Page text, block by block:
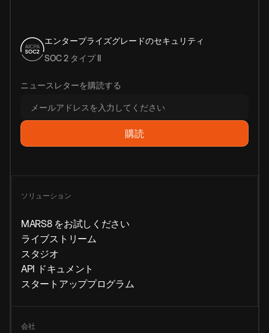
エンタープライズグレードのセキュリティ
SOC 2 タイプ II
ニュースレターを購読する
ソリューション
MARS8 をお試しください
ライブストリーム
スタジオ
API ドキュメント
スタートアッププログラム
会社